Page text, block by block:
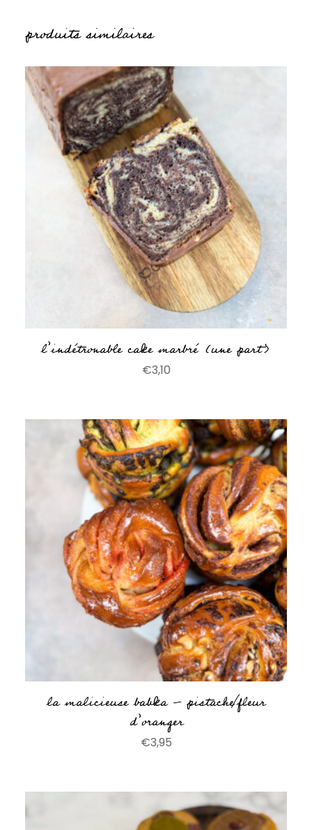
produits similaires
l’indétronable cake marbré (une part)
€3,10
la malicieuse babka – pistache/fleur
d’oranger
€3,95